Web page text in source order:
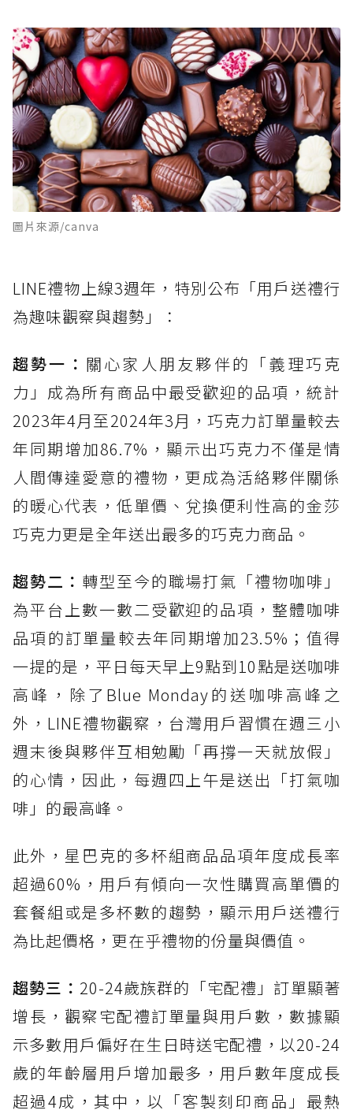
圖片來源/canva
LINE禮物上線3週年，特別公布「用戶送禮行
為趣味觀察與趨勢」：
趨勢一： 關心家人朋友夥伴的「義理巧克
力」成為所有商品中最受歡迎的品項，統計
2023年4月至2024年3月，巧克力訂單量較去
年同期增加86.7%，顯示出巧克力不僅是情
人間傳達愛意的禮物，更成為活絡夥伴關係
的暖心代表，低單價、兌換便利性高的金莎
巧克力更是全年送出最多的巧克力商品。
趨勢二： 轉型至今的職場打氣「禮物咖啡」
為平台上數一數二受歡迎的品項，整體咖啡
品項的訂單量較去年同期增加23.5%；值得
一提的是，平日每天早上9點到10點是送咖啡
高峰，除了Blue Monday的送咖啡高峰之
外，LINE禮物觀察，台灣用戶習慣在週三小
週末後與夥伴互相勉勵「再撐一天就放假」
的心情，因此，每週四上午是送出「打氣咖
啡」的最高峰。
此外，星巴克的多杯組商品品項年度成長率
超過60%，用戶有傾向一次性購買高單價的
套餐組或是多杯數的趨勢，顯示用戶送禮行
為比起價格，更在乎禮物的份量與價值。
趨勢三： 20-24歲族群的「宅配禮」訂單顯著
增長，觀察宅配禮訂單量與用戶數，數據顯
示多數用戶偏好在生日時送宅配禮，以20-24
歲的年齡層用戶增加最多，用戶數年度成長
超過4成，其中，以「客製刻印商品」最熱